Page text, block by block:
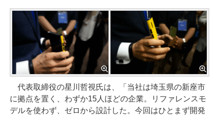
代表取締役の星川哲視氏は、「当社は埼玉県の新座市
に拠点を置く、わずか15人ほどの企業。リファレンスモ
デルを使わず、ゼロから設計した。今回はひとまず開発